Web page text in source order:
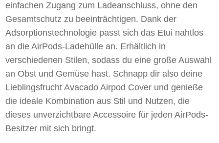
einfachen Zugang zum Ladeanschluss, ohne den
Gesamtschutz zu beeinträchtigen. Dank der
Adsorptionstechnologie passt sich das Etui nahtlos
an die AirPods-Ladehülle an. Erhältlich in
verschiedenen Stilen, sodass du eine große Auswahl
an Obst und Gemüse hast. Schnapp dir also deine
Lieblingsfrucht Avacado Airpod Cover und genieße
die ideale Kombination aus Stil und Nutzen, die
dieses unverzichtbare Accessoire für jeden AirPods-
Besitzer mit sich bringt.